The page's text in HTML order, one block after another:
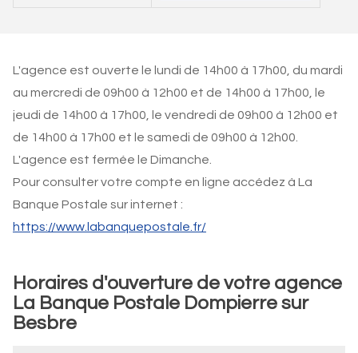
L'agence est ouverte le lundi de 14h00 à 17h00, du mardi
au mercredi de 09h00 à 12h00 et de 14h00 à 17h00, le
jeudi de 14h00 à 17h00, le vendredi de 09h00 à 12h00 et
de 14h00 à 17h00 et le samedi de 09h00 à 12h00.
L'agence est fermée le Dimanche.
Pour consulter votre compte en ligne accédez à La
Banque Postale sur internet :
https://www.labanquepostale.fr/
Horaires d'ouverture de votre agence
La Banque Postale Dompierre sur
Besbre